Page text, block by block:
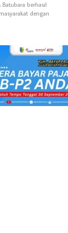
Batubara berhasil
dengan